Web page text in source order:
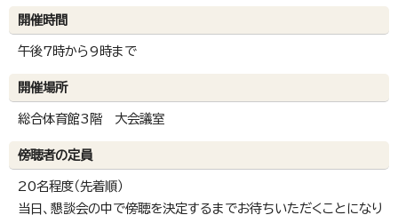
開催時間
午後7時から9時まで
開催場所
総合体育館3階 大会議室
傍聴者の定員
20名程度（先着順）
当日、懇談会の中で傍聴を決定するまでお待ちいただくことになり